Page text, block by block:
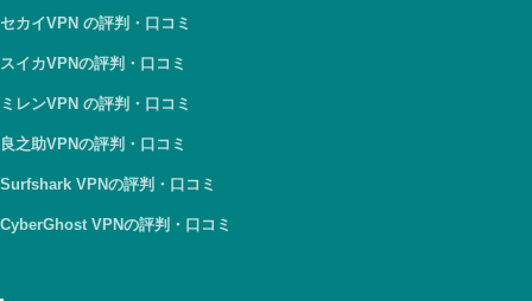
セカイVPN の評判・口コミ
スイカVPNの評判・口コミ
ミレンVPN の評判・口コミ
良之助VPNの評判・口コミ
Surfshark VPNの評判・口コミ
CyberGhost VPNの評判・口コミ